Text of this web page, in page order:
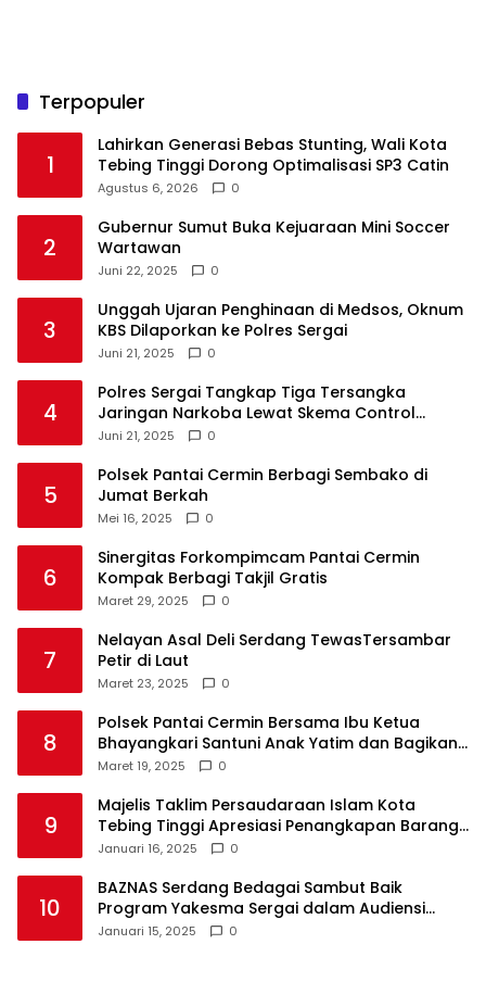
Terpopuler
1
Lahirkan Generasi Bebas Stunting, Wali Kota
Tebing Tinggi Dorong Optimalisasi SP3 Catin
Agustus 6, 2026 0
2
Gubernur Sumut Buka Kejuaraan Mini Soccer
Wartawan
Juni 22, 2025 0
3
Unggah Ujaran Penghinaan di Medsos, Oknum
KBS Dilaporkan ke Polres Sergai
Juni 21, 2025 0
4
Polres Sergai Tangkap Tiga Tersangka
Jaringan Narkoba Lewat Skema Control
Delivery
Juni 21, 2025 0
5
Polsek Pantai Cermin Berbagi Sembako di
Jumat Berkah
Mei 16, 2025 0
6
Sinergitas Forkompimcam Pantai Cermin
Kompak Berbagi Takjil Gratis
Maret 29, 2025 0
7
Nelayan Asal Deli Serdang TewasTersambar
Petir di Laut
Maret 23, 2025 0
8
Polsek Pantai Cermin Bersama Ibu Ketua
Bhayangkari Santuni Anak Yatim dan Bagikan
Takjil
Maret 19, 2025 0
9
Majelis Taklim Persaudaraan Islam Kota
Tebing Tinggi Apresiasi Penangkapan Barang
Haram
Januari 16, 2025 0
10
BAZNAS Serdang Bedagai Sambut Baik
Program Yakesma Sergai dalam Audiensi
Perkenalan Pengurus Baru
Januari 15, 2025 0